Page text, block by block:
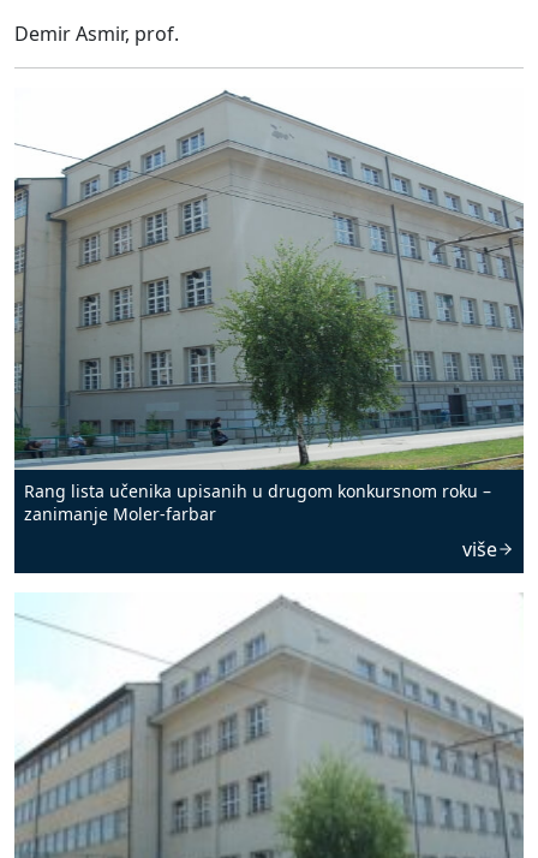
Demir Asmir, prof.
Rang lista učenika upisanih u drugom konkursnom roku –
zanimanje Moler-farbar
više